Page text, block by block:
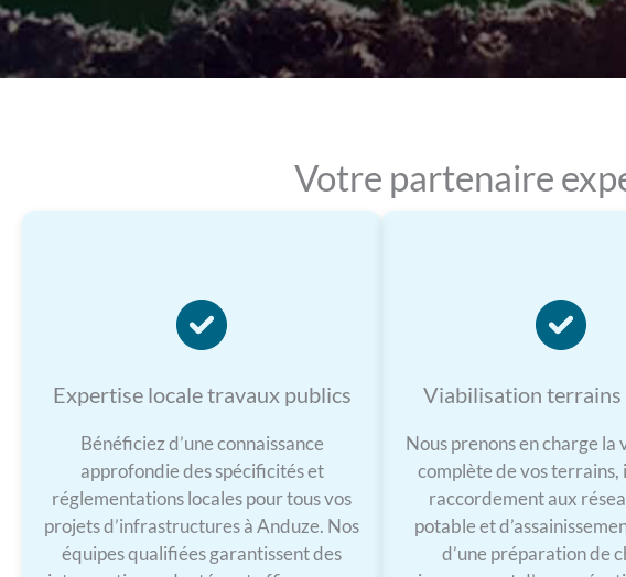
Votre partenaire
Expertise locale travaux publics
Bénéficiez d’une connaissance
approfondie des spécificités et
réglementations locales pour tous vos
projets d’infrastructures à Anduze. Nos
équipes qualifiées garantissent des
Viabilisation terrains
Nous prenons en charge la
complète de vos terrains,
raccordement aux
potable et
d’une préparation de